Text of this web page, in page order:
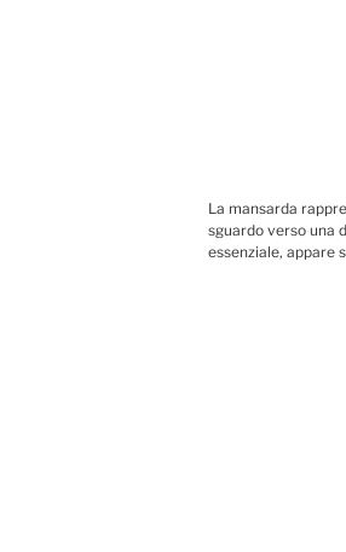
La mansarda
sguardo verso una
essenziale, appare